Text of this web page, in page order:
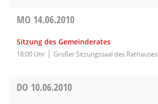
MO 14.06.2010
Sitzung des Gemeinderates
18:00 Uhr Großer Sitzungssaal des Rathauses
DO 10.06.2010